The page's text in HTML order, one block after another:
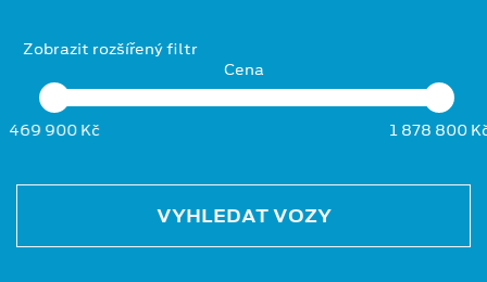
Zobrazit rozšířený filtr
Cena
469 900 Kč 1 878 800
VYHLEDAT VOZY